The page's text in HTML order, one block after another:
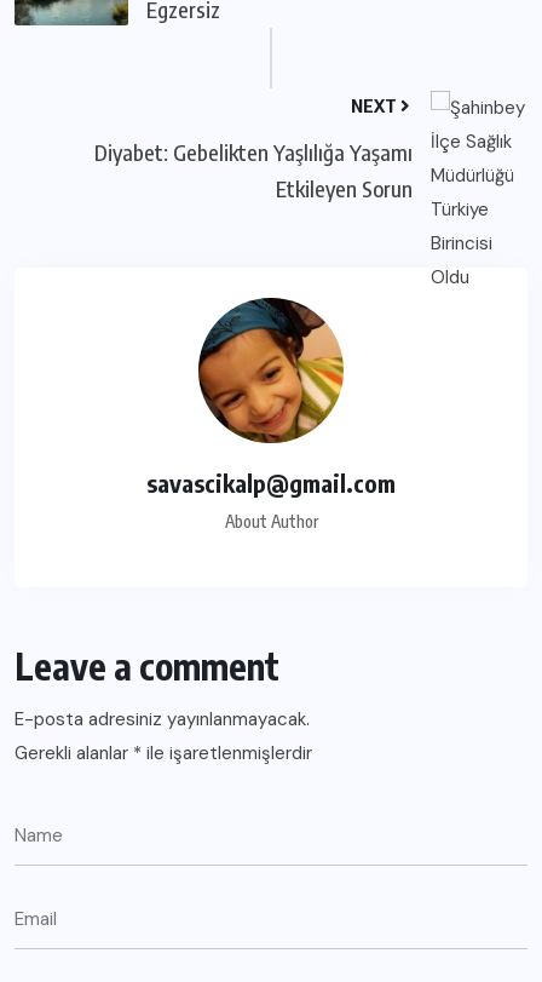
Egzersiz
NEXT
Diyabet: Gebelikten Yaşlılığa Yaşamı
Etkileyen Sorun
savascikalp@gmail.com
About Author
Leave a comment
E-posta adresiniz yayınlanmayacak.
Gerekli alanlar * ile işaretlenmişlerdir